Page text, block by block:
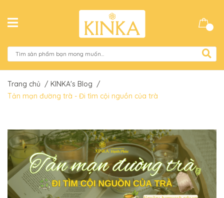
Trang chủ / KINKA's Blog /
Tản mạn đường trà - Đi tìm cội nguồn của trà